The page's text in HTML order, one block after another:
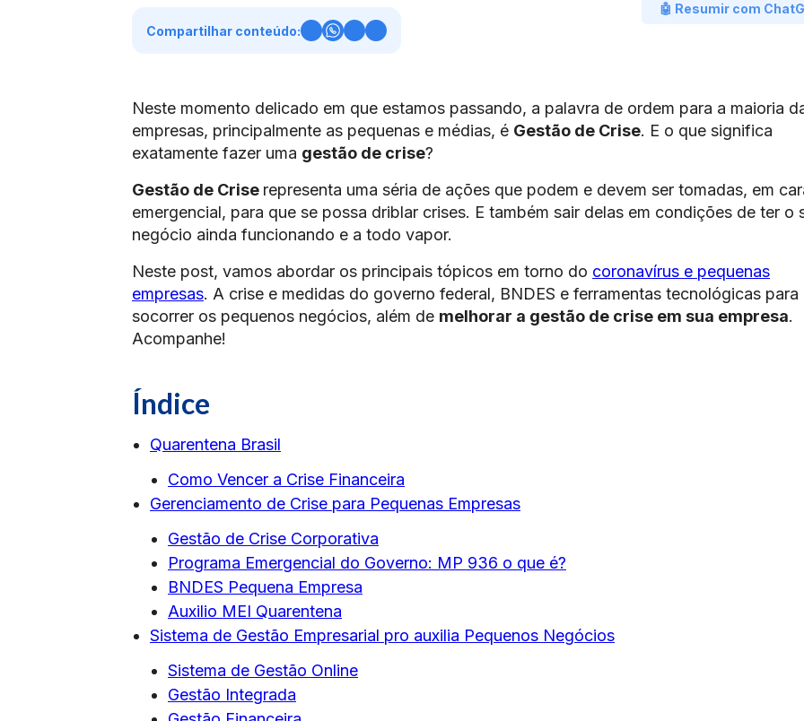
🤖 Resumir com
Compartilhar conteúdo:
Neste momento delicado em que estamos passando, a palavra de ordem para a maioria
empresas, principalmente as pequenas e médias, é Gestão de Crise. E o que significa
exatamente fazer uma gestão de crise?
Gestão de Crise representa uma séria de ações que podem e devem ser tomadas, em
emergencial, para que se possa driblar crises. E também sair delas em condições de ter o
negócio ainda funcionando e a todo vapor.
Neste post, vamos abordar os principais tópicos em torno do coronavírus e pequenas
empresas. A crise e medidas do governo federal, BNDES e ferramentas tecnológicas para
socorrer os pequenos negócios, além de melhorar a gestão de crise em sua empresa.
Acompanhe!
Índice
Quarentena Brasil
Como Vencer a Crise Financeira
Gerenciamento de Crise para Pequenas Empresas
Gestão de Crise Corporativa
Programa Emergencial do Governo: MP 936 o que é?
BNDES Pequena Empresa
Auxilio MEI Quarentena
Sistema de Gestão Empresarial pro auxilia Pequenos Negócios
Sistema de Gestão Online
Gestão Integrada